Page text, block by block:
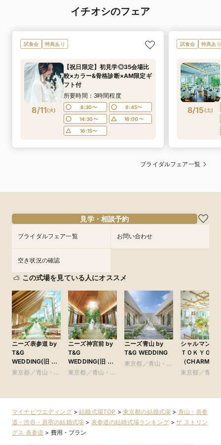
イチオシのフェア
試食会 特典あり
8/11(火)
【祝日限定】初見学◎35会場比
較×カラー&骨格診断×AM限定ギ
フト付
所要時間：3時間程度
8:30〜
8:45〜
14:30〜
16:00〜
16:15〜
試食会 特典あり
8/15(土)
ブライダルフェア一覧
見学・相談予約
ブライダルフェア一覧 お問い合わせ
空き状況の確認
この式場を見ている人にオススメ
ニーズ表参道 by
T&G
WEDDING(旧 表
参道TERRACE)
東京都／青山・表
ニーズ神宮前 by
T&G
WEDDING(旧 ア
ルモニーソルーナ
東京都／青山・表
ニーズ青山 by
T&G WEDDING
東京都／青山・表
シャルマンシ
ＴＯＫＹＯ
（
SCENA
東京都／青山
マイナビウエディング>結婚式場TOP > 東京都の結婚式場 > 青山・表参
道・渋谷・原宿の結婚式場 > 表参道の結婚式場ランキング>ザ ストリン
グス 表参道 > 費用・プラン